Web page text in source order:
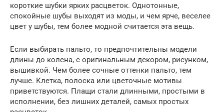
короткие шубки ярких расцветок. Однотонные,
спокойные шубы выходят из моды, и чем ярче, веселее
цвет у шубы, тем более модной считается эта вещь.
Если выбирать пальто, то предпочтительны модели
длины до колена, с оригинальным декором, рисунком,
вышивкой. Чем более сочные оттенки пальто, тем
лучше. Клетка, полоска или цветочные мотивы
приветствуются. Плащи стали длинными, простыми в
исполнении, без лишних деталей, самых простых